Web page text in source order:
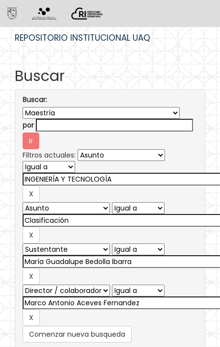
REPOSITORIO INSTITUCIONAL UAQ
Buscar
Buscar:
por
Filtros actuales:
Comenzar nueva busqueda